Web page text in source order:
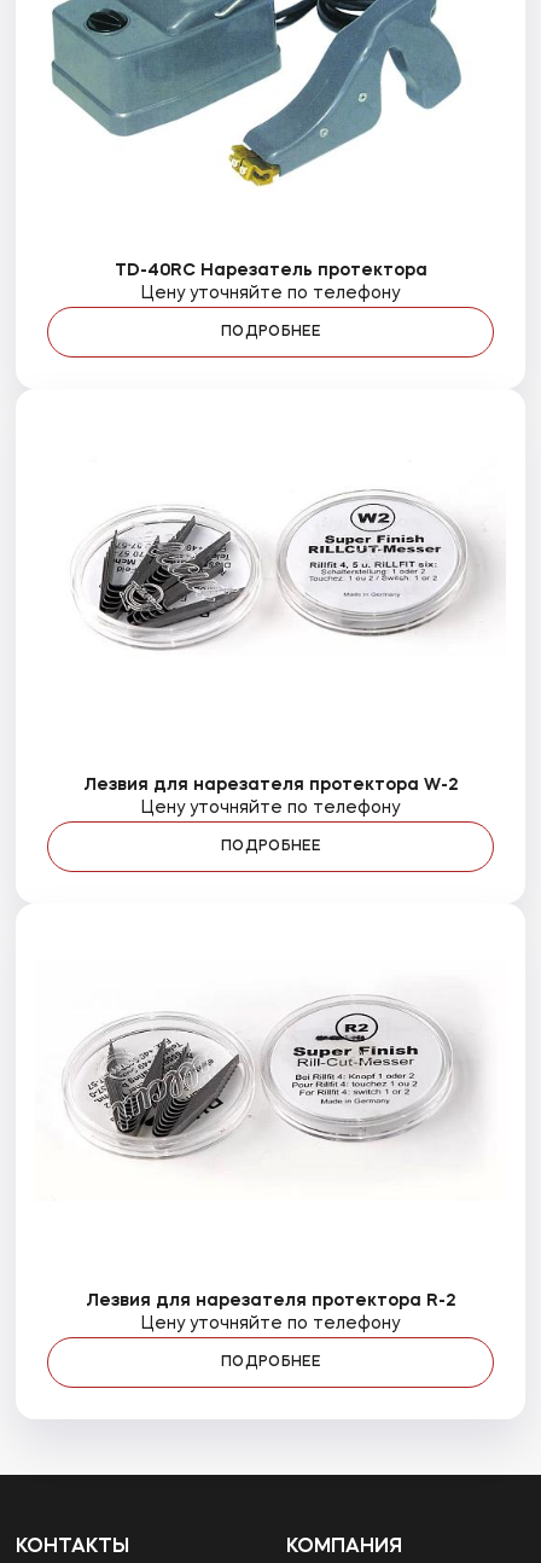
TD-40RC Нарезатель протектора
Цену уточняйте по телефону
ПОДРОБНЕЕ
Лезвия для нарезателя протектора W-2
Цену уточняйте по телефону
ПОДРОБНЕЕ
Лезвия для нарезателя протектора R-2
Цену уточняйте по телефону
ПОДРОБНЕЕ
КОНТАКТЫ КОМПАНИЯ